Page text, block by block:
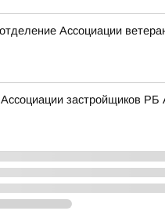
Ассоциации
застройщиков